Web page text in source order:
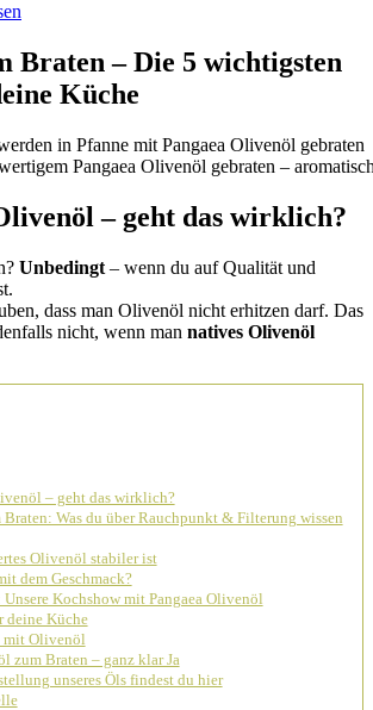
Braten – Die 5 wichtigsten
Küche
Pangaea Olivenöl gebraten –
– geht das wirklich?
Unbedingt – wenn du auf Qualität und
dass man Olivenöl nicht erhitzen darf. Das
nicht, wenn man natives Olivenöl
– geht das wirklich?
Was du über Rauchpunkt & Filterung wissen
Olivenöl stabiler ist
dem Geschmack?
Kochshow mit Pangaea Olivenöl
deine Küche
mit Olivenöl
zum Braten – ganz klar Ja
unseres Öls findest du hier